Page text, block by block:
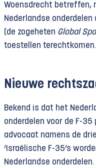
Woensdrecht betreffen,
Nederlandse
(de zogeheten Global
toestellen terechtkomen.
Nieuwe
Bekend is dat het
onderdelen voor de F-
advocaat namens de
‘Israëlische F-35’s
Nederlandse